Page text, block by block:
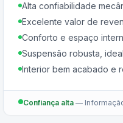
Alta confiabilidade
Excelente valor de
Conforto e espaço
Suspensão robusta,
Interior bem acabado e
Confiança alta —